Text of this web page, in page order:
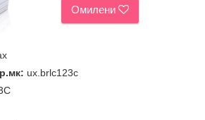
Омилени
ux.brlc123c